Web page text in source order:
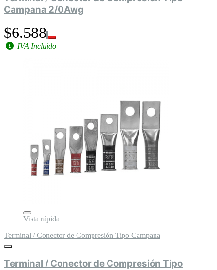
Campana 2/0Awg
$6.588
IVA Incluido
Vista rápida
Terminal / Conector de Compresión Tipo Campana
Terminal / Conector de Compresión Tipo